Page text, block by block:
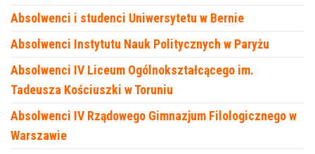
Absolwenci i studenci Uniwersytetu w Bernie
Absolwenci Instytutu Nauk Politycznych w Paryżu
Absolwenci IV Liceum Ogólnokształcącego im.
Tadeusza Kościuszki w Toruniu
Absolwenci IV Rządowego Gimnazjum Filologicznego w
Warszawie